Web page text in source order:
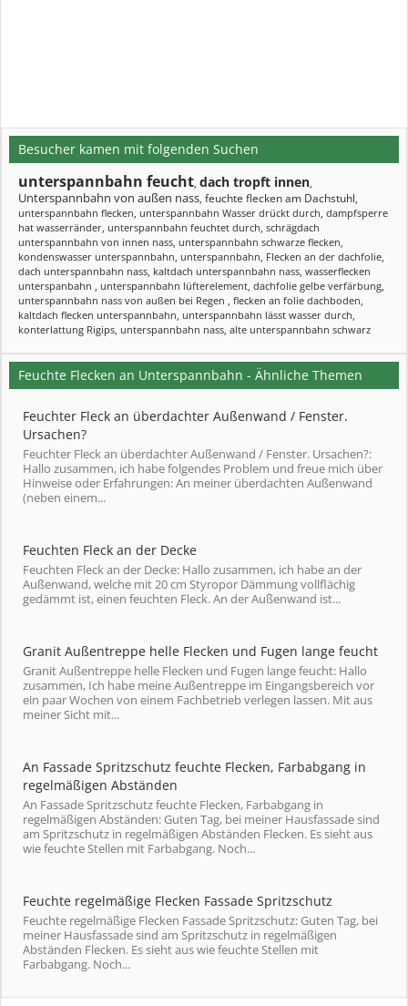
Besucher kamen mit folgenden Suchen
unterspannbahn feucht dach tropft innen
Unterspannbahn von außen nass feuchte flecken am Dachstuhl
unterspannbahn flecken unterspannbahn Wasser drückt durch dampfsperre
hat wasserränder unterspannbahn feuchtet durch schrägdach
unterspannbahn von innen nass unterspannbahn schwarze flecken
kondenswasser unterspannbahn unterspannbahn Flecken an der dachfolie
dach unterspannbahn nass kaltdach unterspannbahn nass wasserflecken
unterspanbahn
unterspannbahn lüfterelement dachfolie gelbe verfärbung
unterspannbahn nass von außen bei Regen
flecken an folie dachboden
kaltdach flecken unterspannbahn unterspannbahn lässt wasser durch
konterlattung Rigips unterspannbahn nass alte unterspannbahn schwarz
Feuchte Flecken an Unterspannbahn - Ähnliche Themen
Feuchter Fleck an überdachter Außenwand / Fenster.
Ursachen?
Feuchter Fleck an überdachter Außenwand / Fenster. Ursachen?:
Hallo zusammen, ich habe folgendes Problem und freue mich über
Hinweise oder Erfahrungen: An meiner überdachten Außenwand
(neben einem...
Feuchten Fleck an der Decke
Feuchten Fleck an der Decke: Hallo zusammen, ich habe an der
Außenwand, welche mit 20 cm Styropor Dämmung vollflächig
gedämmt ist, einen feuchten Fleck. An der Außenwand ist...
Granit Außentreppe helle Flecken und Fugen lange feucht
Granit Außentreppe helle Flecken und Fugen lange feucht: Hallo
zusammen, Ich habe meine Außentreppe im Eingangsbereich vor
ein paar Wochen von einem Fachbetrieb verlegen lassen. Mit aus
meiner Sicht mit...
An Fassade Spritzschutz feuchte Flecken, Farbabgang in
regelmäßigen Abständen
An Fassade Spritzschutz feuchte Flecken, Farbabgang in
regelmäßigen Abständen: Guten Tag, bei meiner Hausfassade sind
am Spritzschutz in regelmäßigen Abständen Flecken. Es sieht aus
wie feuchte Stellen mit Farbabgang. Noch...
Feuchte regelmäßige Flecken Fassade Spritzschutz
Feuchte regelmäßige Flecken Fassade Spritzschutz: Guten Tag, bei
meiner Hausfassade sind am Spritzschutz in regelmäßigen
Abständen Flecken. Es sieht aus wie feuchte Stellen mit
Farbabgang. Noch...